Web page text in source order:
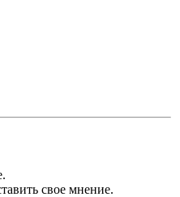
свое мнение.